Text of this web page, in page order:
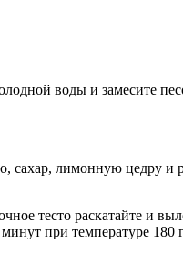
воды и замесите
сахар, лимонную цедру и
тесто раскатайте и
при температуре 180